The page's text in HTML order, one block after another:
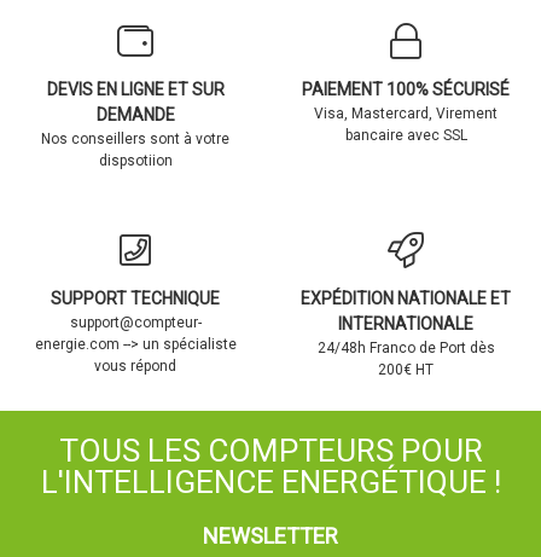
DEVIS EN LIGNE ET SUR
DEMANDE
Nos conseillers sont à votre
dispsotiion
PAIEMENT 100% SÉCURISÉ
Visa, Mastercard, Virement
bancaire avec SSL
SUPPORT TECHNIQUE
support@compteur-
energie.com --> un spécialiste
vous répond
EXPÉDITION NATIONALE ET
INTERNATIONALE
24/48h Franco de Port dès
200€ HT
TOUS LES COMPTEURS POUR
L'INTELLIGENCE ENERGÉTIQUE !
NEWSLETTER